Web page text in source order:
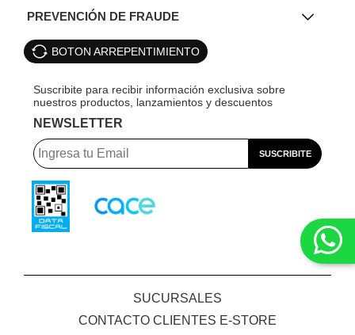
PREVENCIÓN DE FRAUDE
SUCURSALES
CONTACTO CLIENTES E-STORE
BOTON ARREPENTIMIENTO
NEWSLETTER